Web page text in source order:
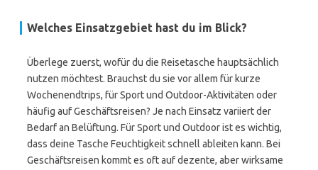
Welches Einsatzgebiet hast du im Blick?
Überlege zuerst, wofür du die Reisetasche hauptsächlich
nutzen möchtest. Brauchst du sie vor allem für kurze
Wochenendtrips, für Sport und Outdoor-Aktivitäten oder
häufig auf Geschäftsreisen? Je nach Einsatz variiert der
Bedarf an Belüftung. Für Sport und Outdoor ist es wichtig,
dass deine Tasche Feuchtigkeit schnell ableiten kann. Bei
Geschäftsreisen kommt es oft auf dezente, aber wirksame